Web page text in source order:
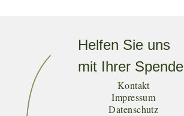
Helfen Sie uns
mit Ihrer Spende
Kontakt
Impressum
Datenschutz